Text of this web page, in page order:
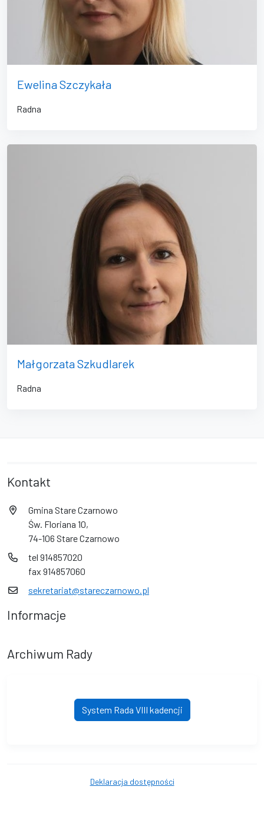
Ewelina Szczykała
Radna
Małgorzata Szkudlarek
Radna
Kontakt
Gmina Stare Czarnowo
Św. Floriana 10,
74-106 Stare Czarnowo
tel 914857020
fax 914857060
sekretariat@stareczarnowo.pl
Informacje
Archiwum Rady
System Rada VIII kadencji
Deklaracja dostępności